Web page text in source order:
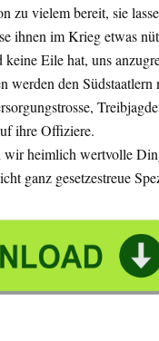
zu vielem bereit, sie
ihnen im Krieg etwas
Eile hat, uns
werden den
ihre Offiziere.
heimlich wertvolle
ganz gesetzestreue